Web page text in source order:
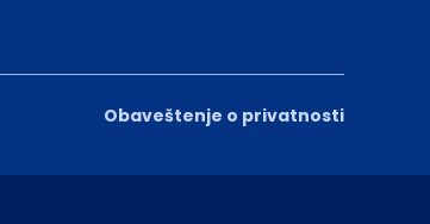
Obaveštenje o privatnosti